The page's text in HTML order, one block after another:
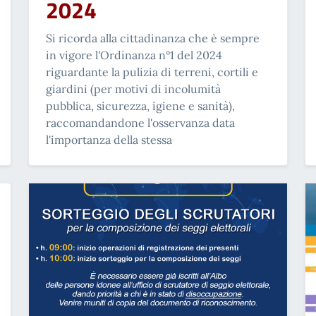
2024
Si ricorda alla cittadinanza che è sempre
in vigore l'Ordinanza n°1 del 2024
riguardante la pulizia di terreni, cortili e
giardini (per motivi di incolumità
pubblica, sicurezza, igiene e sanità),
raccomandandone l'osservanza data
l'importanza della stessa